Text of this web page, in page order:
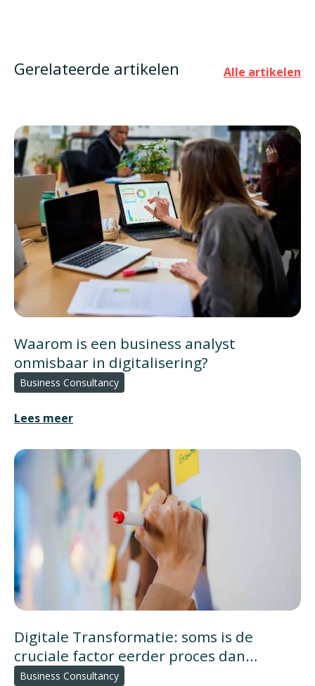
Gerelateerde artikelen Alle artikelen
Waarom is een business analyst
onmisbaar in digitalisering?
Business Consultancy
Lees meer
Digitale Transformatie: soms is de
cruciale factor eerder proces dan
technologie
Business Consultancy